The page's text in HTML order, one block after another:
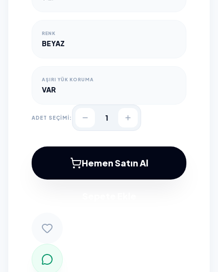
RENK
BEYAZ
AŞIRI YÜK KORUMA
VAR
ADET SEÇİMİ: 1
Hemen Satın Al